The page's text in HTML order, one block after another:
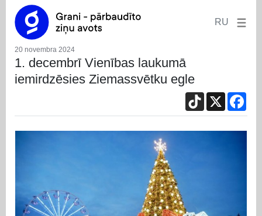
RU
20 novembra 2024
1. decembrī Vienības laukumā
iemirdzēsies Ziemassvētku egle
TikTok
X